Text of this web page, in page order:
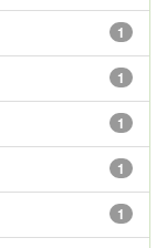
1
1
1
1
1